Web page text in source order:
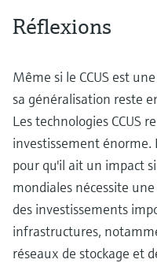
Réflexions
Même si le CCUS est
sa généralisation reste
Les technologies CCUS
investissement énorme.
pour qu'il ait un impact
mondiales nécessite
des investissements
infrastructures,
réseaux de stockage et